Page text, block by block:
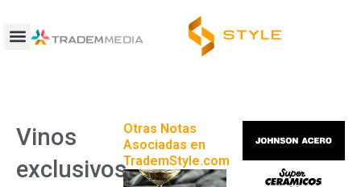
contenido
Vinos
exclusivos
Otras Notas
Asociadas en
TrademStyle.com